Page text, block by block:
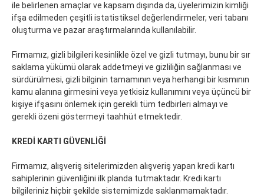
ile belirlenen amaçlar ve kapsam dışında da, üyelerimizin kimliği
ifşa edilmeden çeşitli istatistiksel değerlendirmeler, veri tabanı
oluşturma ve pazar araştırmalarında kullanılabilir.
Firmamız, gizli bilgileri kesinlikle özel ve gizli tutmayı, bunu bir sır
saklama yükümü olarak addetmeyi ve gizliliğin sağlanması ve
sürdürülmesi, gizli bilginin tamamının veya herhangi bir kısmının
kamu alanına girmesini veya yetkisiz kullanımını veya üçüncü bir
kişiye ifşasını önlemek için gerekli tüm tedbirleri almayı ve
gerekli özeni göstermeyi taahhüt etmektedir.
KREDİ KARTI GÜVENLİĞİ
Firmamız, alışveriş sitelerimizden alışveriş yapan kredi kartı
sahiplerinin güvenliğini ilk planda tutmaktadır. Kredi kartı
bilgileriniz hiçbir şekilde sistemimizde saklanmamaktadır.